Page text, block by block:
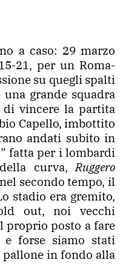
a caso: 29 marzo
21, per un Roma-
su quegli spalti
grande squadra
di vincere la partita
Capello, imbottito
andati subito in
fatta per i lombardi
curva,Ruggero
secondo tempo, il
stadio era gremito,
out, noi vecchi
posto a fare
forse siamo stati
in fondo alla